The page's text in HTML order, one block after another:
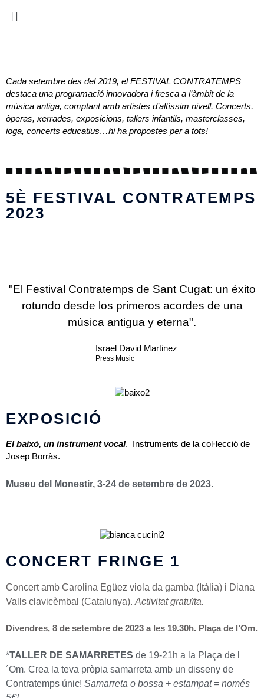
Cada setembre des del 2019, el FESTIVAL CONTRATEMPS
destaca una programació innovadora i fresca a l’àmbit de la
música antiga, comptant amb artistes d’altíssim nivell. Concerts,
òperas, xerrades, exposicions, tallers infantils, masterclasses,
ioga, concerts educatius…hi ha propostes per a tots!
5È FESTIVAL CONTRATEMPS
2023
"El Festival Contratemps de Sant Cugat: un éxito
rotundo desde los primeros acordes de una
música antigua y eterna".
Israel David Martinez
Press Music
EXPOSICIÓ
El baixó, un instrument vocal. Instruments de la col·lecció de
Josep Borràs.
Museu del Monestir, 3-24 de setembre de 2023.
CONCERT FRINGE 1
Concert amb Carolina Egüez viola da gamba (Itàlia) i Diana
Valls clavicèmbal (Catalunya). Activitat gratuïta.
Divendres, 8 de setembre de 2023 a les 19.30h. Plaça de l’Om.
*TALLER DE SAMARRETES de 19-21h a la Plaça de l
´Om. Crea la teva pròpia samarreta amb un disseny de
Contratemps únic! Samarreta o bossa + estampat = només